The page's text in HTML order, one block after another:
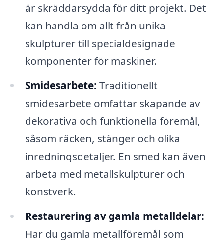
är skräddarsydda för ditt projekt. Det
kan handla om allt från unika
skulpturer till specialdesignade
komponenter för maskiner.
Smidesarbete: Traditionellt
smidesarbete omfattar skapande av
dekorativa och funktionella föremål,
såsom räcken, stänger och olika
inredningsdetaljer. En smed kan även
arbeta med metallskulpturer och
konstverk.
Restaurering av gamla metalldelar:
Har du gamla metallföremål som